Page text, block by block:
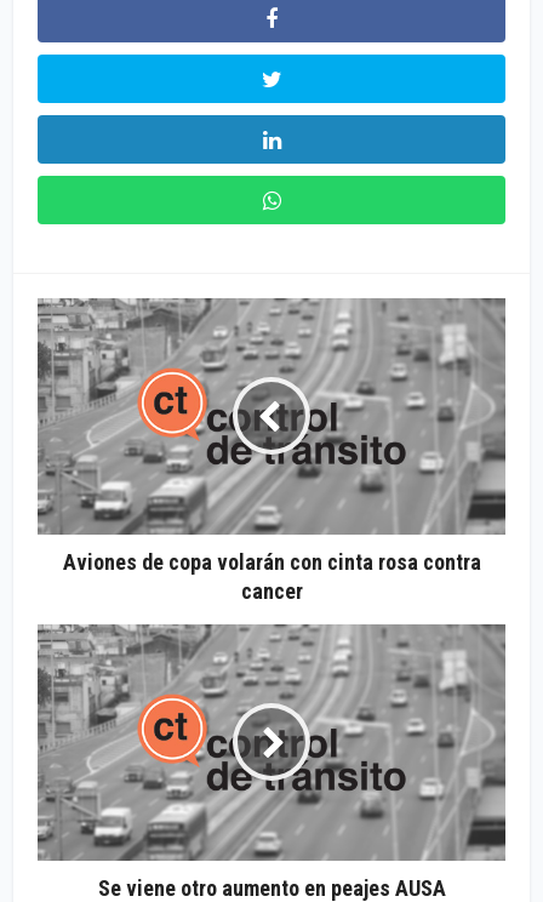
Aviones de copa volarán con cinta rosa contra
cancer
Se viene otro aumento en peajes AUSA